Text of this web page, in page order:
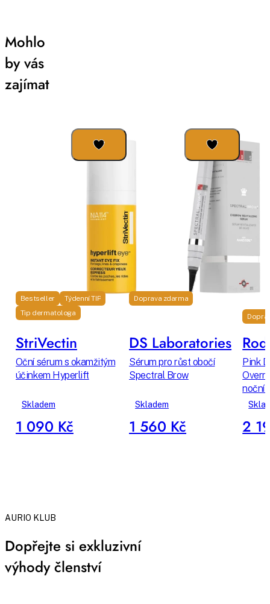
Mohlo
by vás
zajímat
Bestseller
Týdenní TIP
Tip dermatologa
StriVectin
Oční sérum s okamžitým
účinkem Hyperlift
Skladem
1 090 Kč
Doprava zdarma
DS Laboratories
Sérum pro růst obočí
Spectral Brow
Skladem
1 560 Kč
Pink
noční
2
AURIO KLUB
Dopřejte si exkluzivní
výhody členství